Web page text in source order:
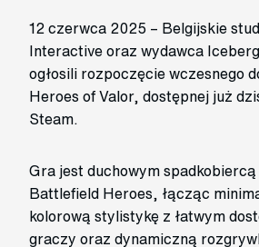
12 czerwca 2025 – Belgijskie
Interactive oraz wydawca
ogłosili rozpoczęcie wczesnego
Heroes of Valor, dostępnej już
Steam.
Gra jest duchowym
Battlefield Heroes, łącząc
kolorową stylistykę z łatwym
graczy oraz dynamiczną